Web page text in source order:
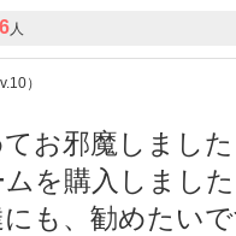
6人
）
お邪魔しまし
を購入しまし
も、勧めたい